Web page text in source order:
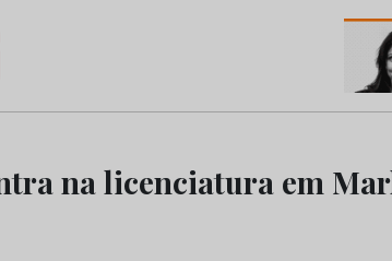
do Marketing e da Publicidade
na licenciatura em